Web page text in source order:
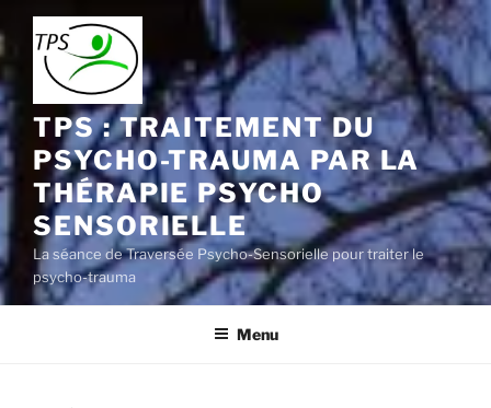
Aller
au
contenu
principal
TPS : TRAITEMENT DU
PSYCHO-TRAUMA PAR LA
THÉRAPIE PSYCHO
SENSORIELLE
La séance de Traversée Psycho-Sensorielle pour traiter le
psycho-trauma
Menu